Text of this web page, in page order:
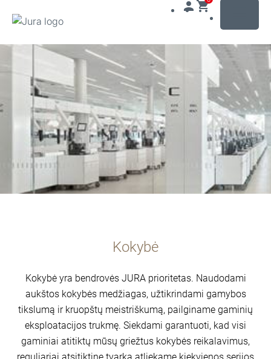
Pereiti
prie
paieškos
Kokybė
Kokybė yra bendrovės JURA prioritetas. Naudodami
aukštos kokybės medžiagas, užtikrindami gamybos
tikslumą ir kruopštų meistriškumą, pailginame gaminių
eksploatacijos trukmę. Siekdami garantuoti, kad visi
gaminiai atitiktų mūsų griežtus kokybės reikalavimus,